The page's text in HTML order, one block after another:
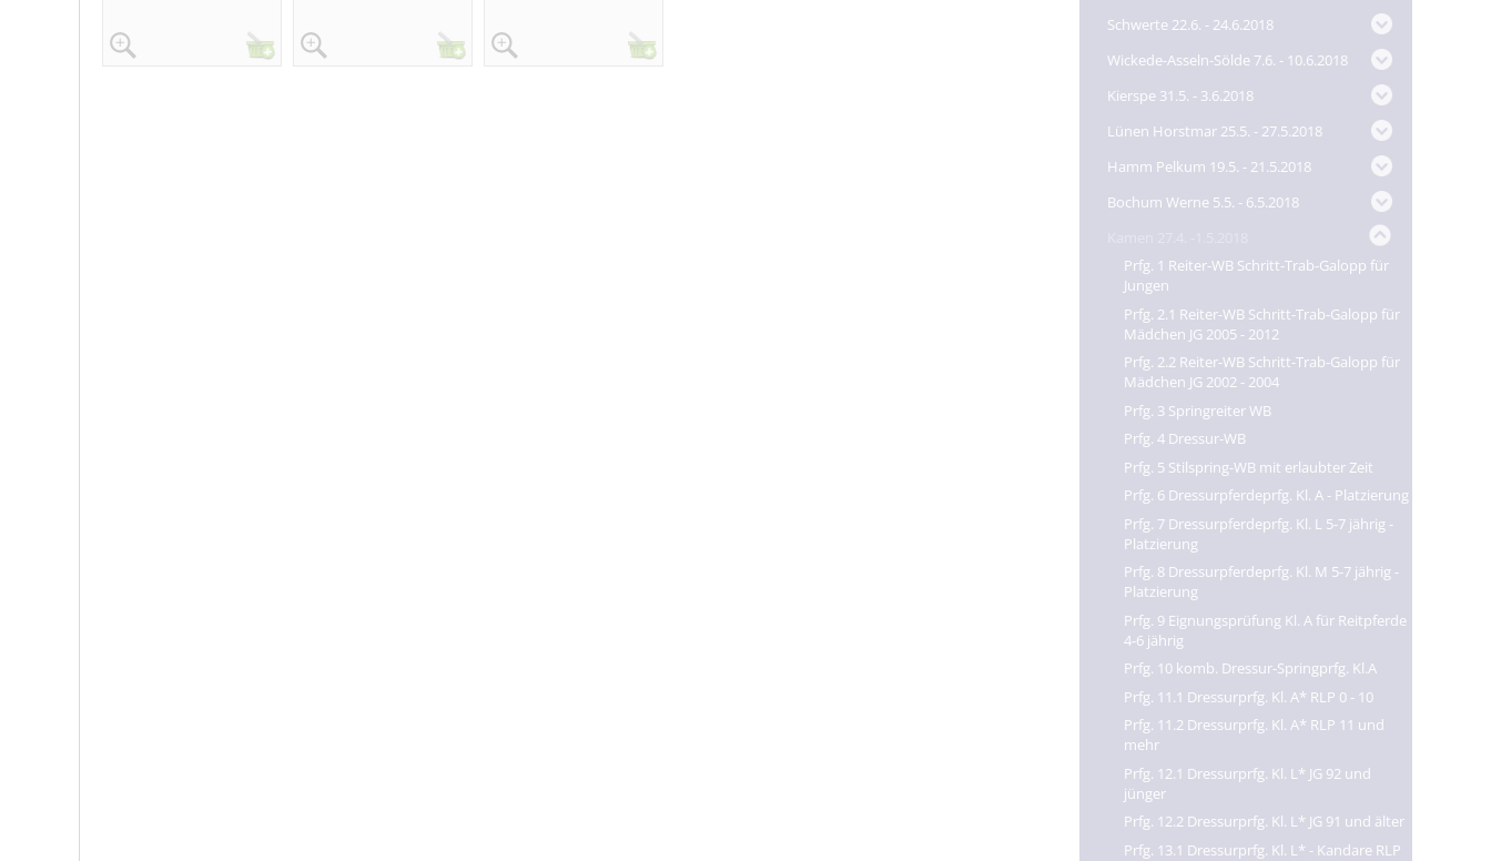
Schwerte 22.6. - 24.6.2018
Wickede-Asseln-Sölde 7.6. - 10.6.2018
Kierspe 31.5. - 3.6.2018
Lünen Horstmar 25.5. - 27.5.2018
Hamm Pelkum 19.5. - 21.5.2018
Bochum Werne 5.5. - 6.5.2018
Prfg. 1 Reiter-WB Schritt-Trab-Galopp für
Jungen
Prfg. 2.1 Reiter-WB Schritt-Trab-Galopp für
Mädchen JG 2005 - 2012
Prfg. 2.2 Reiter-WB Schritt-Trab-Galopp für
Mädchen JG 2002 - 2004
Prfg. 3 Springreiter WB
Prfg. 4 Dressur-WB
Prfg. 5 Stilspring-WB mit erlaubter Zeit
Prfg. 6 Dressurpferdeprfg. Kl. A - Platzierung
Prfg. 7 Dressurpferdeprfg. Kl. L 5-7 jährig -
Platzierung
Prfg. 8 Dressurpferdeprfg. Kl. M 5-7 jährig -
Platzierung
Prfg. 9 Eignungsprüfung Kl. A für Reitpferde
4-6 jährig
Prfg. 10 komb. Dressur-Springprfg. Kl.A
Prfg. 11.1 Dressurprfg. Kl. A* RLP 0 - 10
Prfg. 11.2 Dressurprfg. Kl. A* RLP 11 und
mehr
Prfg. 12.1 Dressurprfg. Kl. L* JG 92 und
jünger
Prfg. 12.2 Dressurprfg. Kl. L* JG 91 und älter
Prfg. 13.1 Dressurprfg. Kl. L* - Kandare RLP